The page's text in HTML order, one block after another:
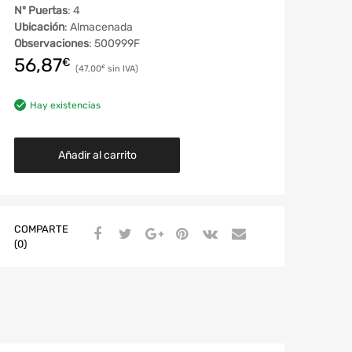
Nº Puertas: 4
Ubicación: Almacenada
Observaciones: 500999F
56,87€ 47,00€
Hay existencias
Añadir al carrito
COMPARTE
(0)